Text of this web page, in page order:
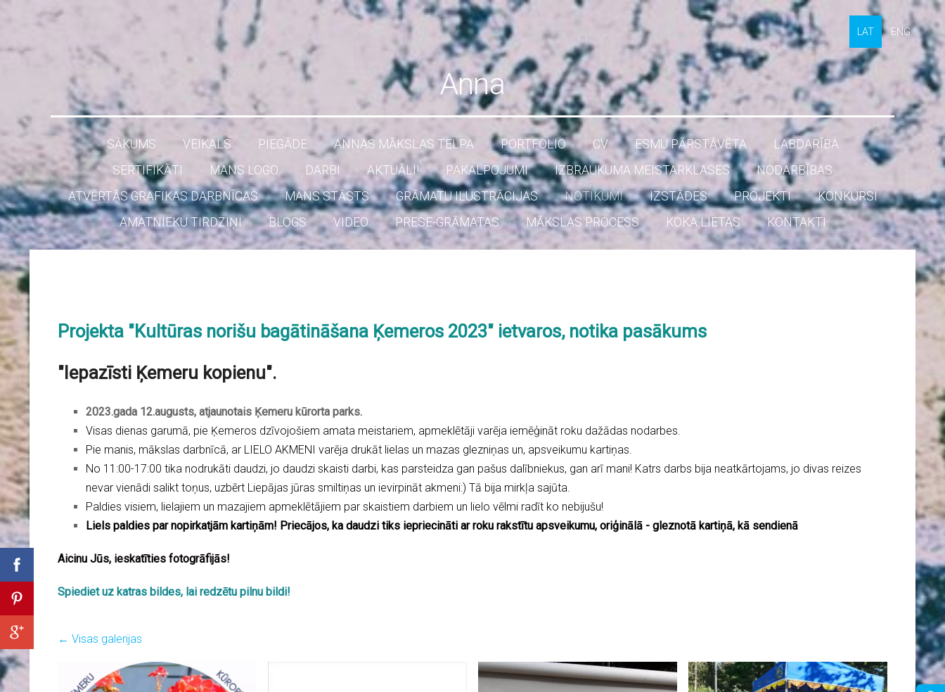
LAT ENG
Anna
SĀKUMS VEIKALS PIEGĀDE ANNAS MĀKSLAS TELPA PORTFOLIO CV ESMU PĀRSTĀVĒTA
LABDARĪBA
SERTIFIKĀTI
MANS LOGO DARBI AKTUĀLI! PAKALPOJUMI IZBRAUKUMA MEISTARKLASES
NODARBĪBAS
ATVĒRTĀS GRAFIKAS DARBNĪCAS
MANS STĀSTS GRĀMATU ILUSTRĀCIJAS NOTIKUMI IZSTĀDES PROJEKTI
KONKURSI
AMATNIEKU TIRDZIŅI
BLOGS VIDEO PRESE-GRĀMATAS MĀKSLAS PROCESS KOKA LIETAS KONTAKTI
Projekta "Kultūras norišu bagātināšana Ķemeros 2023" ietvaros, notika pasākums
"Iepazīsti Ķemeru kopienu".
2023.gada 12.augusts, atjaunotais Ķemeru kūrorta parks.
Visas dienas garumā, pie Ķemeros dzīvojošiem amata meistariem, apmeklētāji varēja iemēģināt roku dažādas nodarbes.
Pie manis, mākslas darbnīcā, ar LIELO AKMENI varēja drukāt lielas un mazas glezniņas un, apsveikumu kartiņas.
No 11:00-17:00 tika nodrukāti daudzi, jo daudzi skaisti darbi, kas parsteidza gan pašus dalībniekus, gan arī mani! Katrs darbs bija neatkārtojams, jo divas reizes
nevar vienādi salikt toņus, uzbērt Liepājas jūras smiltiņas un ievirpināt akmeni:) Tā bija mirkļa sajūta.
Paldies visiem, lielajiem un mazajiem apmeklētājiem par skaistiem darbiem un lielo vēlmi radīt ko nebijušu!
Liels paldies par nopirkatjām kartiņām! Priecājos, ka daudzi tiks iepriecināti ar roku rakstītu apsveikumu, oriģinālā - gleznotā kartiņā, kā sendienā
Aicinu Jūs, ieskatīties fotogrāfijās!
Spiediet uz katras bildes, lai redzētu pilnu bildi!
Visas galerijas